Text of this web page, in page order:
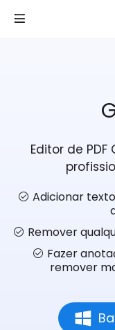
Editor de
Adicionar
Remover
Fazer
remover